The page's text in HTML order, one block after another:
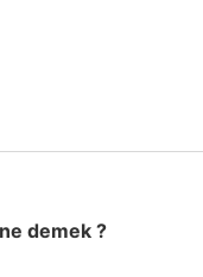
demek ?